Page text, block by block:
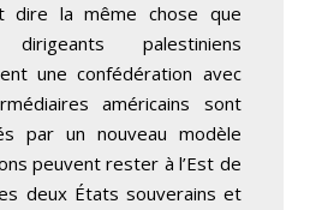
dire la même chose que
palestiniens
une confédération avec
américains sont
par un nouveau modèle
peuvent rester à l’Est de
deux États souverains et